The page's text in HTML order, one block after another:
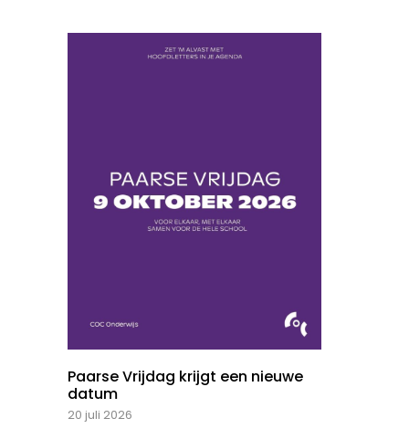
Paarse Vrijdag krijgt een nieuwe
datum
20 juli 2026